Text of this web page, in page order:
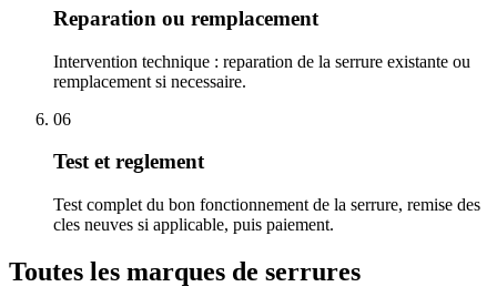
Reparation ou remplacement
Intervention technique : reparation de la serrure existante ou
remplacement si necessaire.
06
Test et reglement
Test complet du bon fonctionnement de la serrure, remise des
cles neuves si applicable, puis paiement.
Toutes les marques de serrures